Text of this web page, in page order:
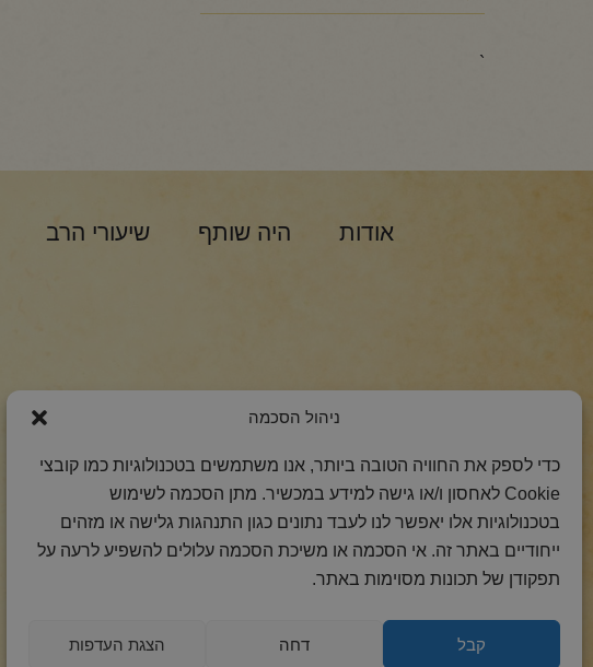
ניהול הסכמה
כדי לספק את החוויה הטובה ביותר, אנו משתמשים בטכנולוגיות כמו קובצי
Cookie לאחסון ו/או גישה למידע במכשיר. מתן הסכמה לשימוש
בטכנולוגיות אלו יאפשר לנו לעבד נתונים כגון התנהגות גלישה או מזהים
ייחודיים באתר זה. אי הסכמה או משיכת הסכמה עלולים להשפיע לרעה על
תפקודן של תכונות מסוימות באתר.
קבל דחה הצגת העדפות
`
אודות היה שותף שיעורי הרב
הצטרפות למסר היומי
2018 כל הזכויות